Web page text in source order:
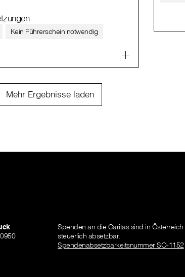
Kein Führerschein notwendig
Mehr Ergebnisse laden
Spenden an die Caritas sind in Österreich
steuerlich absetzbar.
Spendenabsetzbarkeitsnummer SO-1152